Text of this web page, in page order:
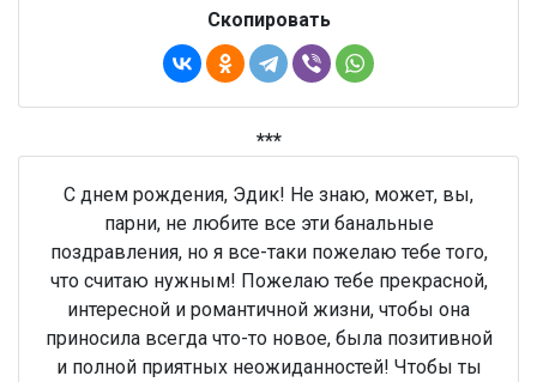
Скопировать
***
С днем рождения, Эдик! Не знаю, может, вы,
парни, не любите все эти банальные
поздравления, но я все-таки пожелаю тебе того,
что считаю нужным! Пожелаю тебе прекрасной,
интересной и романтичной жизни, чтобы она
приносила всегда что-то новое, была позитивной
и полной приятных неожиданностей! Чтобы ты